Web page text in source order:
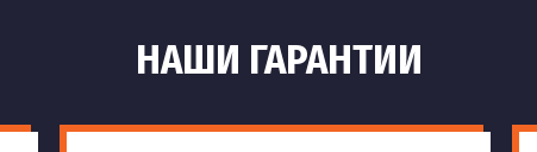
НАШИ ГАРАНТИИ